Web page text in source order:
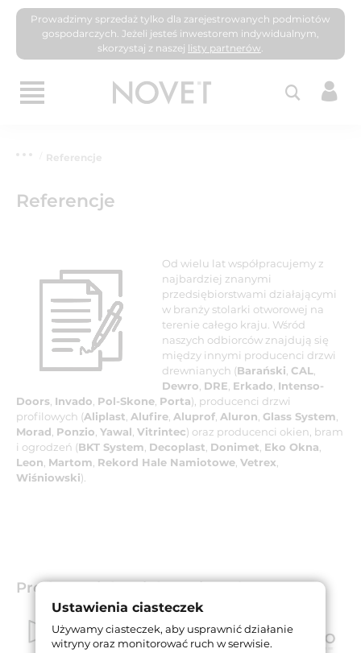
Prowadzimy sprzedaż tylko dla zarejestrowanych podmiotów
gospodarczych. Jeżeli jesteś inwestorem indywidualnym,
skorzystaj z naszej listy partnerów.
Referencje
Referencje
Od wielu lat współpracujemy z
najbardziej znanymi
przedsiębiorstwami działającymi
w branży stolarki otworowej na
terenie całego kraju. Wśród
naszych odbiorców znajdują się
między innymi producenci drzwi
drewnianych (Barański CAL
Dewro DRE Erkado Intenso-
Doors Invado Pol-Skone Porta), producenci drzwi
profilowych (Aliplast Alufire Aluprof Aluron Glass System
Morad Ponzio Yawal Vitrintec) oraz producenci okien, bram
i ogrodzeń (BKT System Decoplast Donimet Eko Okna
Leon Martom Rekord Hale Namiotowe Vetrex
Wiśniowski).
Producenci drzwi drewnianych
Ustawienia ciasteczek
Używamy ciasteczek, aby usprawnić działanie
witryny oraz monitorować ruch w serwisie.